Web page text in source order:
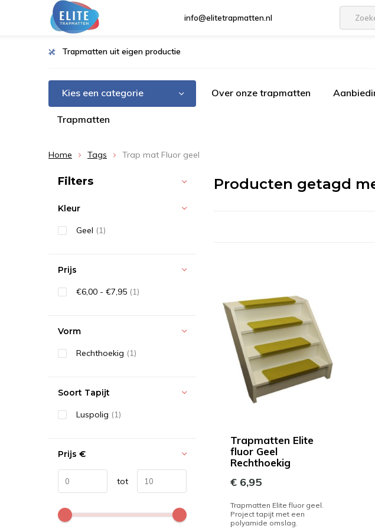
info@elitetrapmatten.nl
Trapmatten uit eigen productie
Kies een categorie Over onze trapmatten
Trapmatten
Home Tags Trap mat Fluor geel
Producten getagd
Trapmatten Elite
fluor Geel
Rechthoekig
€ 6,95
Trapmatten Elite fluor geel.
Project tapijt met een
polyamide omslag.
Sorteren op:
Filters
Kleur
Geel (1)
Prijs
€6,00 - €7,95 (1)
Vorm
Rechthoekig (1)
Soort Tapijt
Luspolig (1)
Prijs €
tot